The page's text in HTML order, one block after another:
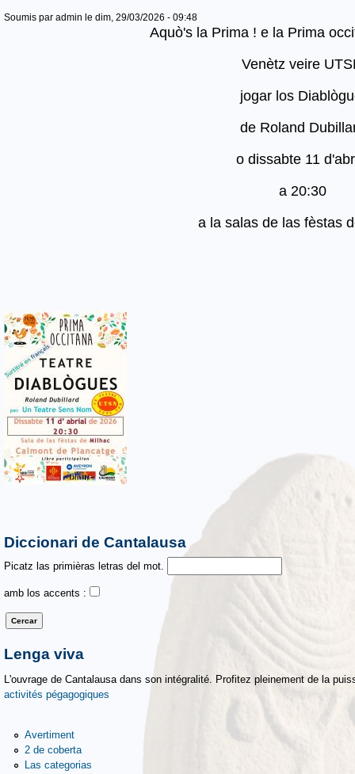
Soumis par admin le dim, 29/03/2026 - 09:48
Aquò's la Prima ! e la Prima
Venètz veire
jogar los
de Roland
o dissabte 11
a 20:30
a la salas de las fèstas
Diccionari de Cantalausa
Picatz las primièras letras del mot.
amb los accents :
Lenga viva
L'ouvrage de Cantalausa dans son intégralité. Profitez pleinement de la
activités pégagogiques
Avertiment
2 de coberta
Las categorias